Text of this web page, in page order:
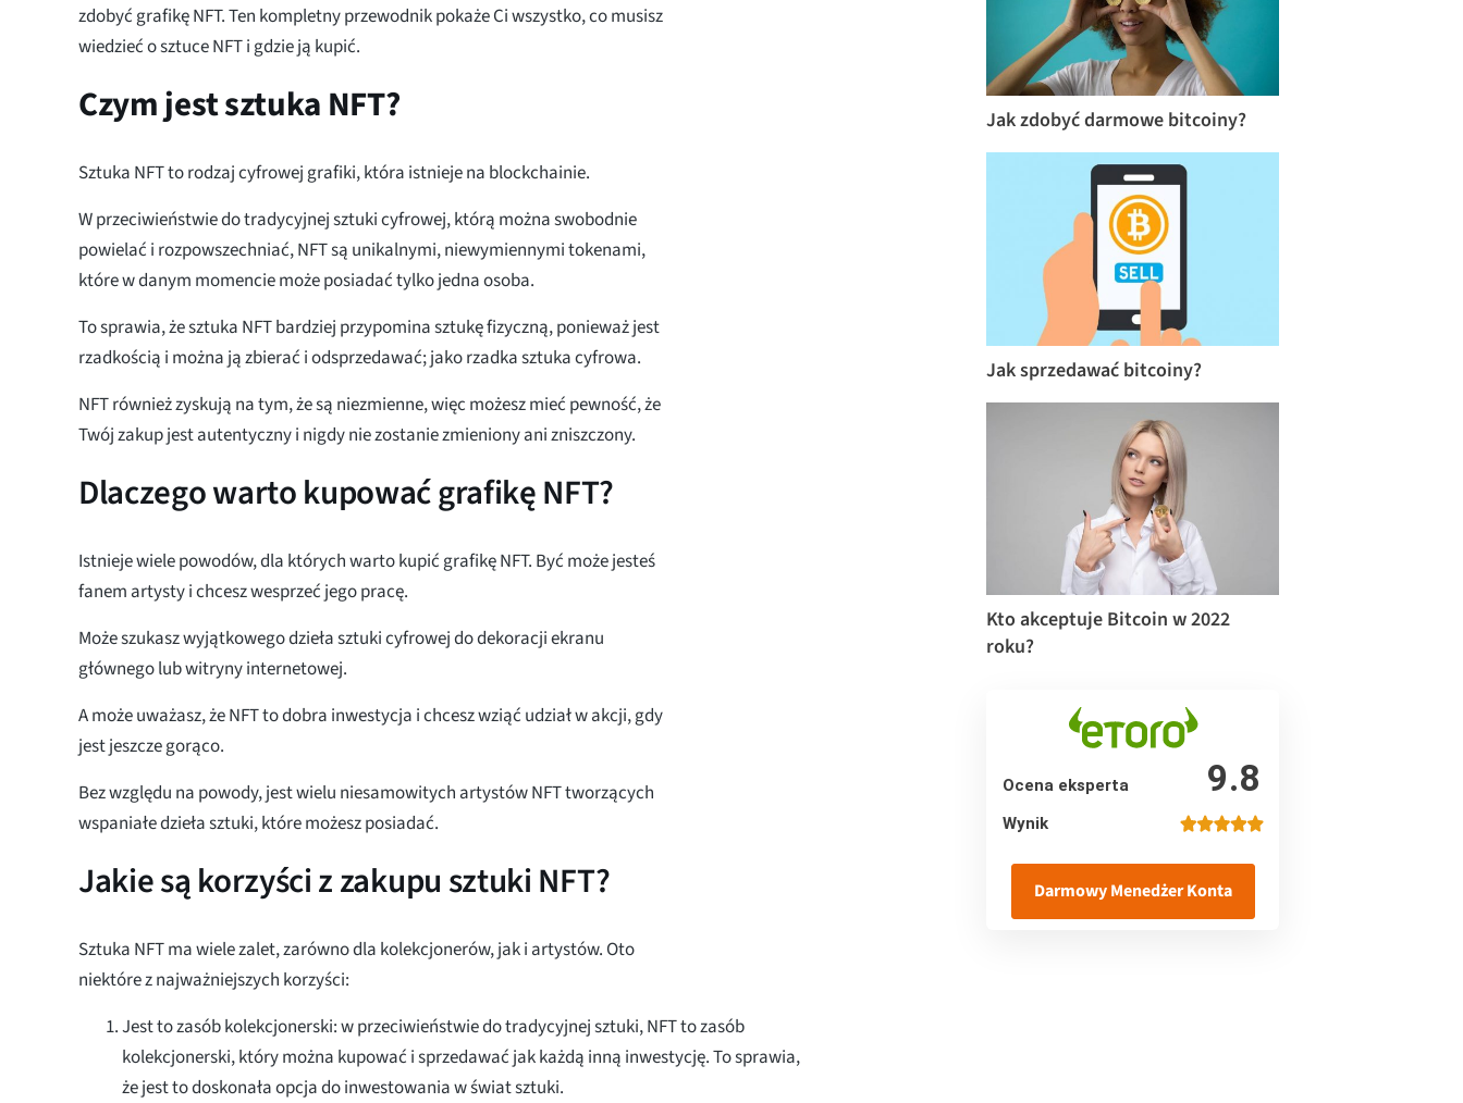
zdobyć grafikę NFT. Ten kompletny przewodnik pokaże Ci wszystko, co musisz
wiedzieć o sztuce NFT i gdzie ją kupić.
Czym jest sztuka NFT?
Sztuka NFT to rodzaj cyfrowej grafiki, która istnieje na blockchainie.
W przeciwieństwie do tradycyjnej sztuki cyfrowej, którą można swobodnie
powielać i rozpowszechniać, NFT są unikalnymi, niewymiennymi tokenami,
które w danym momencie może posiadać tylko jedna osoba.
To sprawia, że sztuka NFT bardziej przypomina sztukę fizyczną, ponieważ jest
rzadkością i można ją zbierać i odsprzedawać; jako rzadka sztuka cyfrowa.
NFT również zyskują na tym, że są niezmienne, więc możesz mieć pewność, że
Twój zakup jest autentyczny i nigdy nie zostanie zmieniony ani zniszczony.
Dlaczego warto kupować grafikę NFT?
Istnieje wiele powodów, dla których warto kupić grafikę NFT. Być może jesteś
fanem artysty i chcesz wesprzeć jego pracę.
Może szukasz wyjątkowego dzieła sztuki cyfrowej do dekoracji ekranu
głównego lub witryny internetowej.
A może uważasz, że NFT to dobra inwestycja i chcesz wziąć udział w akcji, gdy
jest jeszcze gorąco.
Bez względu na powody, jest wielu niesamowitych artystów NFT tworzących
wspaniałe dzieła sztuki, które możesz posiadać.
Jakie są korzyści z zakupu sztuki NFT?
Sztuka NFT ma wiele zalet, zarówno dla kolekcjonerów, jak i artystów. Oto
niektóre z najważniejszych korzyści:
Jest to zasób kolekcjonerski: w przeciwieństwie do tradycyjnej sztuki, NFT to zasób
kolekcjonerski, który można kupować i sprzedawać jak każdą inną inwestycję. To sprawia,
że jest to doskonała opcja do inwestowania w świat sztuki.
Jak zdobyć darmowe bitcoiny?
Jak sprzedawać bitcoiny?
Kto akceptuje Bitcoin w 2022
roku?
Ocena eksperta 9.8
Wynik
Darmowy Menedżer Konta